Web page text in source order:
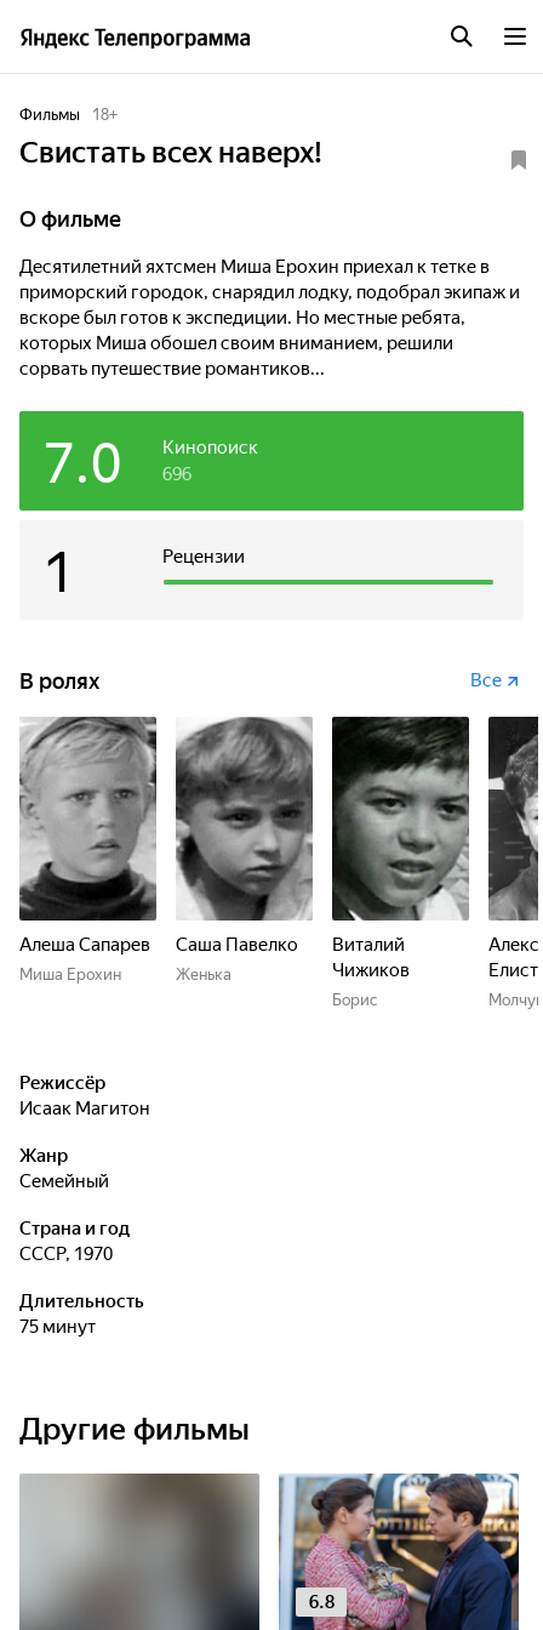
Фильмы 18+
Свистать всех наверх!
О фильме
Десятилетний яхтсмен Миша Ерохин приехал к тетке в
приморский городок, снарядил лодку, подобрал экипаж и
вскоре был готов к экспедиции. Но местные ребята,
которых Миша обошел своим вниманием, решили
сорвать путешествие романтиков...
Кинопоиск
7.0 696
Рецензии
1
В ролях Все
Алеша Сапарев
Миша Ерохин
Саша Павелко
Женька
Виталий
Чижиков
Борис Молчун
Режиссёр
Исаак Магитон
Жанр
семейный
Страна и год
СССР, 1970
Длительность
75 минут
Другие фильмы
6.8